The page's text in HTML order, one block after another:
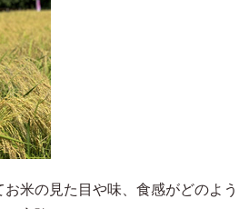
米の見た目や味、食感がどのよう